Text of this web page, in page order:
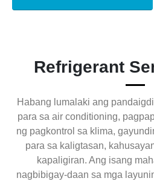
Refrigerant
Habang lumalaki ang
para sa air conditioning,
ng pagkontrol sa klima,
para sa kaligtasan,
kapaligiran. Ang isang
nagbibigay-daan sa mga